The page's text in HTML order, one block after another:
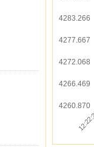
4283.266
4277.667
4272.068
4266.469
4260.870